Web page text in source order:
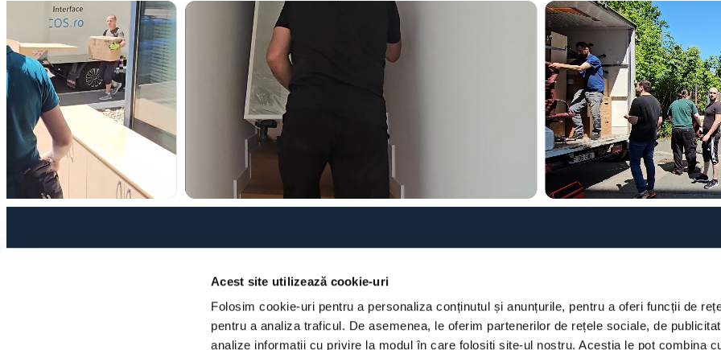
Acest site utilizează cookie-uri
Folosim cookie-uri pentru a personaliza conținutul și anunțurile, pentru a oferi funcții de
pentru a analiza traficul. De asemenea, le oferim partenerilor de rețele sociale, de
analize informații cu privire la modul în care folosiți site-ul nostru. Aceștia le pot combina
Servicii mutări București
Mutări rezidențiale
Mutări mobilă București
Mutări firme și birouri
Transport marfă
Transport cu macara auto
Relocări industriale